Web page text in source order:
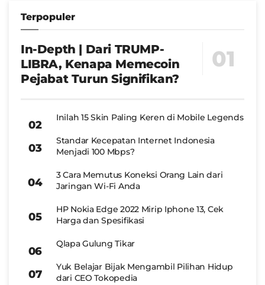
Terpopuler
In-Depth | Dari TRUMP-
LIBRA, Kenapa Memecoin
Pejabat Turun Signifikan?
Inilah 15 Skin Paling Keren di Mobile Legends
Standar Kecepatan Internet Indonesia
Menjadi 100 Mbps?
3 Cara Memutus Koneksi Orang Lain dari
Jaringan Wi-Fi Anda
HP Nokia Edge 2022 Mirip Iphone 13, Cek
Harga dan Spesifikasi
Qlapa Gulung Tikar
Yuk Belajar Bijak Mengambil Pilihan Hidup
dari CEO Tokopedia